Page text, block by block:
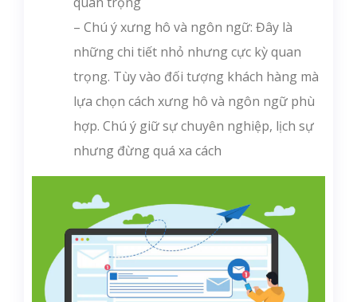
– Chú ý xưng hô và ngôn ngữ: Đây là
những chi tiết nhỏ nhưng cực kỳ quan
trọng. Tùy vào đối tượng khách hàng mà
lựa chọn cách xưng hô và ngôn ngữ phù
hợp. Chú ý giữ sự chuyên nghiệp, lịch sự
nhưng đừng quá xa cách